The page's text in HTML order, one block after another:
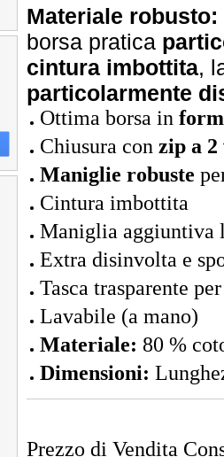
Materiale robusto:
borsa pratica
cintura imbottita,
particolarmente
Ottima borsa in
Chiusura con zip a 2
Maniglie robuste
Cintura imbottita
Maniglia aggiuntiva
Extra disinvolta e
Tasca trasparente
Lavabile (a mano)
Materiale: 80 %
Dimensioni:
Prezzo di Vendita